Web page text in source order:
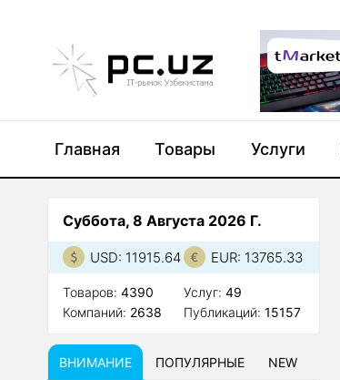
Главная Товары Услуги
Суббота, 8 Августа 2026 Г.
USD: 11915.64 EUR: 13765.33
Товаров: 4390
Компаний: 2638
Услуг:49
Публикаций:15157
ВНИМАНИЕ ПОПУЛЯРНЫЕ NEW